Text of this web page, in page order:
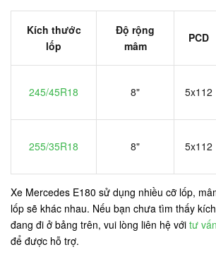
Kích thước
lốp
Độ rộng
mâm
PCD
245/45R18 8" 5x112
255/35R18 8" 5x112
Xe Mercedes E180 sử dụng nhiều cỡ lốp,
lốp sẽ khác nhau. Nếu bạn chưa tìm thấy
đang đi ở bảng trên, vui lòng liên hệ với tư
để được hỗ trợ.